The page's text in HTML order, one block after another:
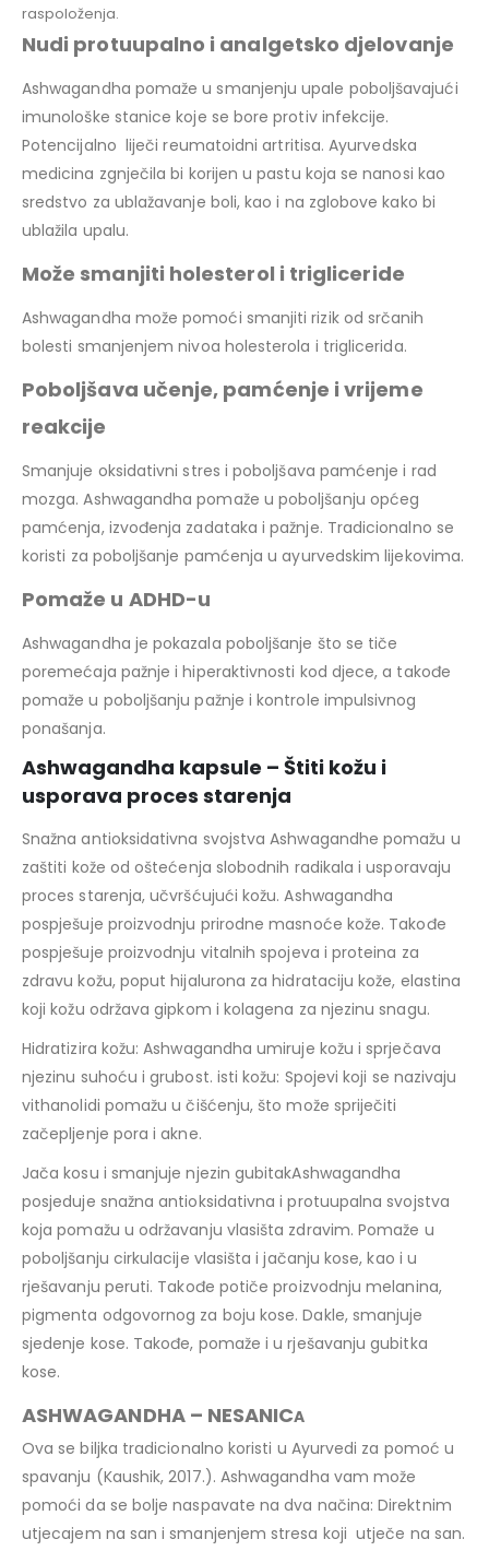
raspoloženja.
Nudi protuupalno i analgetsko djelovanje
Ashwagandha pomaže u smanjenju upale poboljšavajući
imunološke stanice koje se bore protiv infekcije.
Potencijalno liječi reumatoidni artritisa. Ayurvedska
medicina zgnječila bi korijen u pastu koja se nanosi kao
sredstvo za ublažavanje boli, kao i na zglobove kako bi
ublažila upalu.
Može smanjiti holesterol i trigliceride
Ashwagandha može pomoći smanjiti rizik od srčanih
bolesti smanjenjem nivoa holesterola i triglicerida.
Poboljšava učenje, pamćenje i vrijeme
reakcije
Smanjuje oksidativni stres i poboljšava pamćenje i rad
mozga. Ashwagandha pomaže u poboljšanju općeg
pamćenja, izvođenja zadataka i pažnje. Tradicionalno se
koristi za poboljšanje pamćenja u ayurvedskim lijekovima.
Pomaže u ADHD-u
Ashwagandha je pokazala poboljšanje što se tiče
poremećaja pažnje i hiperaktivnosti kod djece, a takođe
pomaže u poboljšanju pažnje i kontrole impulsivnog
ponašanja.
Ashwagandha kapsule – Štiti kožu i
usporava proces starenja
Snažna antioksidativna svojstva Ashwagandhe pomažu u
zaštiti kože od oštećenja slobodnih radikala i usporavaju
proces starenja, učvršćujući kožu. Ashwagandha
pospješuje proizvodnju prirodne masnoće kože. Takođe
pospješuje proizvodnju vitalnih spojeva i proteina za
zdravu kožu, poput hijalurona za hidrataciju kože, elastina
koji kožu održava gipkom i kolagena za njezinu snagu.
Hidratizira kožu: Ashwagandha umiruje kožu i sprječava
njezinu suhoću i grubost. isti kožu: Spojevi koji se nazivaju
vithanolidi pomažu u čišćenju, što može spriječiti
začepljenje pora i akne.
Jača kosu i smanjuje njezin gubitakAshwagandha
posjeduje snažna antioksidativna i protuupalna svojstva
koja pomažu u održavanju vlasišta zdravim. Pomaže u
poboljšanju cirkulacije vlasišta i jačanju kose, kao i u
rješavanju peruti. Takođe potiče proizvodnju melanina,
pigmenta odgovornog za boju kose. Dakle, smanjuje
sjedenje kose. Takođe, pomaže i u rješavanju gubitka
kose.
ASHWAGANDHA – NESANICA
Ova se biljka tradicionalno koristi u Ayurvedi za pomoć u
spavanju (Kaushik, 2017.). Ashwagandha vam može
pomoći da se bolje naspavate na dva načina: Direktnim
utjecajem na san i smanjenjem stresa koji utječe na san.